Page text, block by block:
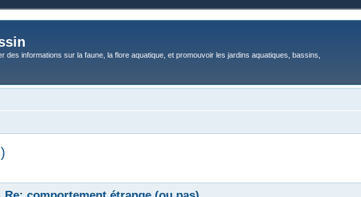
des informations sur la faune, la flore aquatique, et promouvoir les jardins aquatiques, bassins,